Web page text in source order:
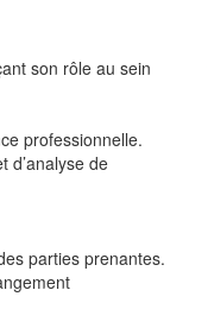
son rôle au sein
professionnelle.
d’analyse de
parties prenantes.